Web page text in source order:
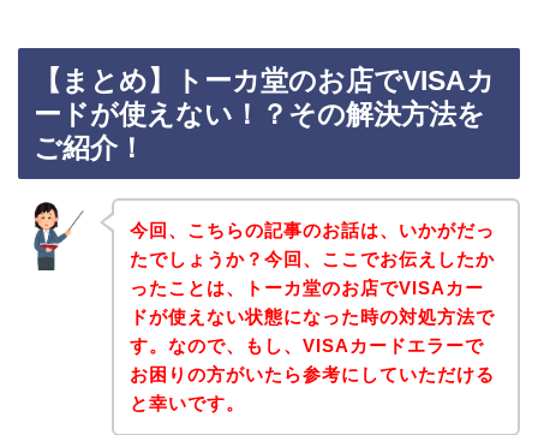
【まとめ】トーカ堂のお店でVISAカ
ードが使えない！？その解決方法を
ご紹介！
今回、こちらの記事のお話は、いかがだっ
たでしょうか？今回、ここでお伝えしたか
ったことは、トーカ堂のお店でVISAカー
ドが使えない状態になった時の対処方法で
す。なので、もし、VISAカードエラーで
お困りの方がいたら参考にしていただける
と幸いです。